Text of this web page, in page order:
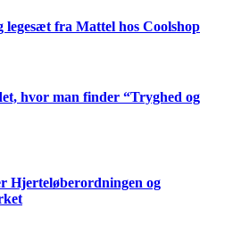
legesæt fra Mattel hos Coolshop
hvor man finder “Tryghed og
Hjerteløberordningen og